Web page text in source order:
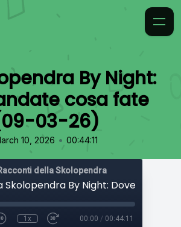
By Night:
cosa fate
03-26)
10, 2026 • 00:44:11
Racconti della Skolopendra
1x 00:00 / 00:44:11